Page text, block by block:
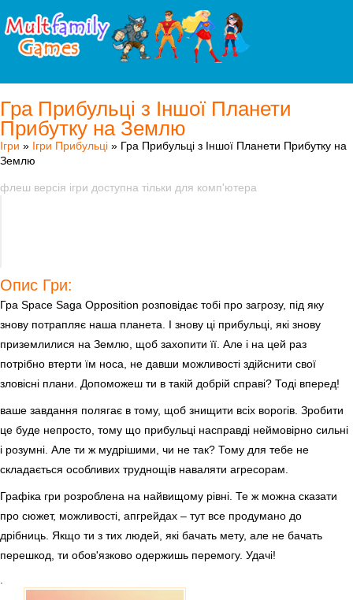
Гра Прибульці з Іншої Планети
Прибутку на Землю
Ігри » Ігри Прибульці » Гра Прибульці з Іншої Планети Прибутку на
Землю
флеш версія ігри доступна тільки для комп'ютера
Опис Гри:
Гра Space Saga Opposition розповідає тобі про загрозу, під яку
знову потрапляє наша планета. І знову ці прибульці, які знову
приземлилися на Землю, щоб захопити її. Але і на цей раз
потрібно втерти їм носа, не давши можливості здійснити свої
зловісні плани. Допоможеш ти в такій добрій справі? Тоді вперед!
ваше завдання полягає в тому, щоб знищити всіх ворогів. Зробити
це буде непросто, тому що прибульці насправді неймовірно сильні
і розумні. Але ти ж мудрішими, чи не так? Тому для тебе не
складається особливих труднощів наваляти агресорам.
Графіка гри розроблена на найвищому рівні. Те ж можна сказати
про сюжет, можливості, апгрейдах – тут все продумано до
дрібниць. Якщо ти з тих людей, які бачать мету, але не бачать
перешкод, ти обов'язково одержишь перемогу. Удачі!